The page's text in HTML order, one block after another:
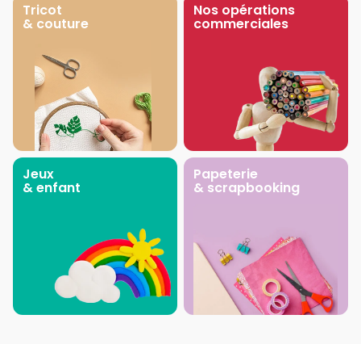
Tricot
& couture
Nos opérations
commerciales
Jeux
& enfant
Papeterie
& scrapbooking